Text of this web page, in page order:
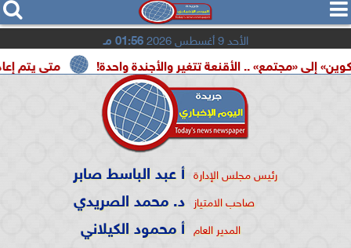
  
الأحد 9 أغسطس 2026 01:56 مـ
متى يتم إعادة تشغيل .. الأقنعة تتغير والأجندة واحدة!
رئيس مجلس الإدارة أ عبد الباسط صابر
صاحب الامتياز د. محمد الصريدي
المدير العام أ محمود الكيلاني